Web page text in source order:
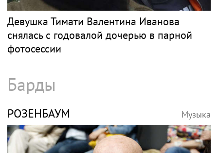
Девушка Тимати Валентина Иванова
снялась с годовалой дочерью в парной
фотосессии
Барды
РОЗЕНБАУМ Музыка